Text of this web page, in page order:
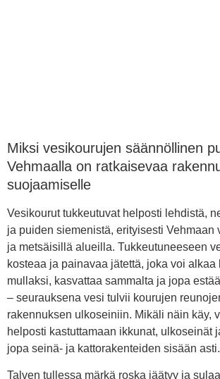
Miksi vesikourujen säännöllinen
Vehmaalla on ratkaisevaa
suojaamiselle
Vesikourut tukkeutuvat helposti lehdistä,
ja puiden siemenistä, erityisesti Vehmaan
ja metsäisillä alueilla. Tukkeutuneeseen
kosteaa ja painavaa jätettä, joka voi alkaa
mullaksi, kasvattaa sammalta ja jopa
– seurauksena vesi tulvii kourujen
rakennuksen ulkoseiniin. Mikäli näin käy,
helposti kastuttamaan ikkunat, ulkoseinät
jopa seinä- ja kattorakenteiden sisään asti.
Talven tullessa märkä roska jäätyy ja